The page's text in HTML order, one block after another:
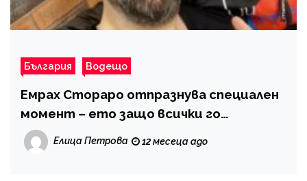
България Водещо
Емрах Стораро отпразнува специален
момент – ето защо всички го
поздравяват
Елица Петрова 12 месеца ago